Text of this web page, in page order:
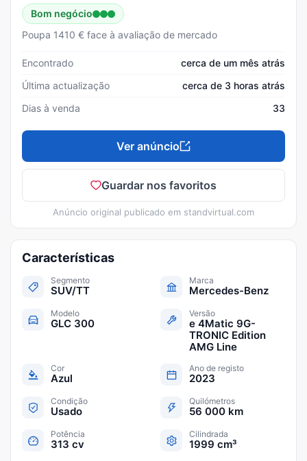
Bom negócio
Poupa 1410 € face à avaliação de mercado
Encontrado
cerca de um mês atrás
Última actualização
cerca de 3 horas atrás
Dias à venda
33
Ver anúncio
Guardar nos favoritos
Anúncio original publicado em standvirtual.com
Características
Segmento
SUV/TT
Marca
Mercedes-Benz
Modelo
GLC 300
Versão
e 4Matic 9G-
TRONIC Edition
AMG Line
Cor
Azul
Ano de registo
2023
Condição
Usado
Quilómetros
56 000 km
Potência
313 cv
Cilindrada
1999 cm³